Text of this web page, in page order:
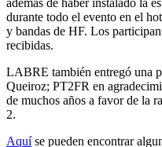
durante todo el evento en el
y bandas de HF. Los
recibidas.
LABRE también entregó una
Queiroz; PT2FR en
de muchos años a favor de la
2.
Aquíse pueden encontrar